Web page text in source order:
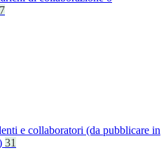
e collaboratori (da pubblicare in
31